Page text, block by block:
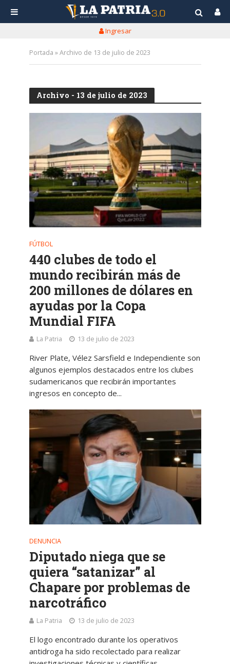
Ingresar
Portada »Archivo de 13 de julio de 2023
Archivo - 13 de julio de 2023
FÚTBOL
440 clubes de todo el
mundo recibirán más de
200 millones de dólares en
ayudas por la Copa
Mundial FIFA
La Patria 13 de julio de 2023
River Plate, Vélez Sarsfield e Independiente son
algunos ejemplos destacados entre los clubes
sudamericanos que recibirán importantes
ingresos en concepto de...
DENUNCIA
Diputado niega que se
quiera “satanizar” al
Chapare por problemas de
narcotráfico
La Patria 13 de julio de 2023
El logo encontrado durante los operativos
antidroga ha sido recolectado para realizar